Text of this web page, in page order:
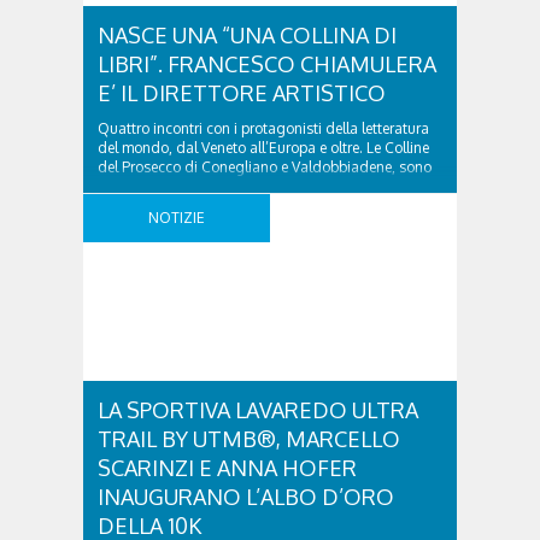
NASCE UNA “UNA COLLINA DI
LIBRI”. FRANCESCO CHIAMULERA
E’ IL DIRETTORE ARTISTICO
Quattro incontri con i protagonisti della letteratura
del mondo, dal Veneto all’Europa e oltre. Le Colline
del Prosecco di Conegliano e Valdobbiadene, sono
Collina di Libri” una nuova, emozionante festa
internazionale della letteratura. Una rassegna di
NOTIZIE
LA SPORTIVA LAVAREDO ULTRA
TRAIL BY UTMB®, MARCELLO
SCARINZI E ANNA HOFER
INAUGURANO L’ALBO D’ORO
DELLA 10K